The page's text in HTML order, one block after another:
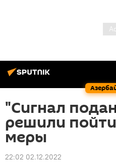
"Сигнал
решили
меры
22:02 02.12.2022